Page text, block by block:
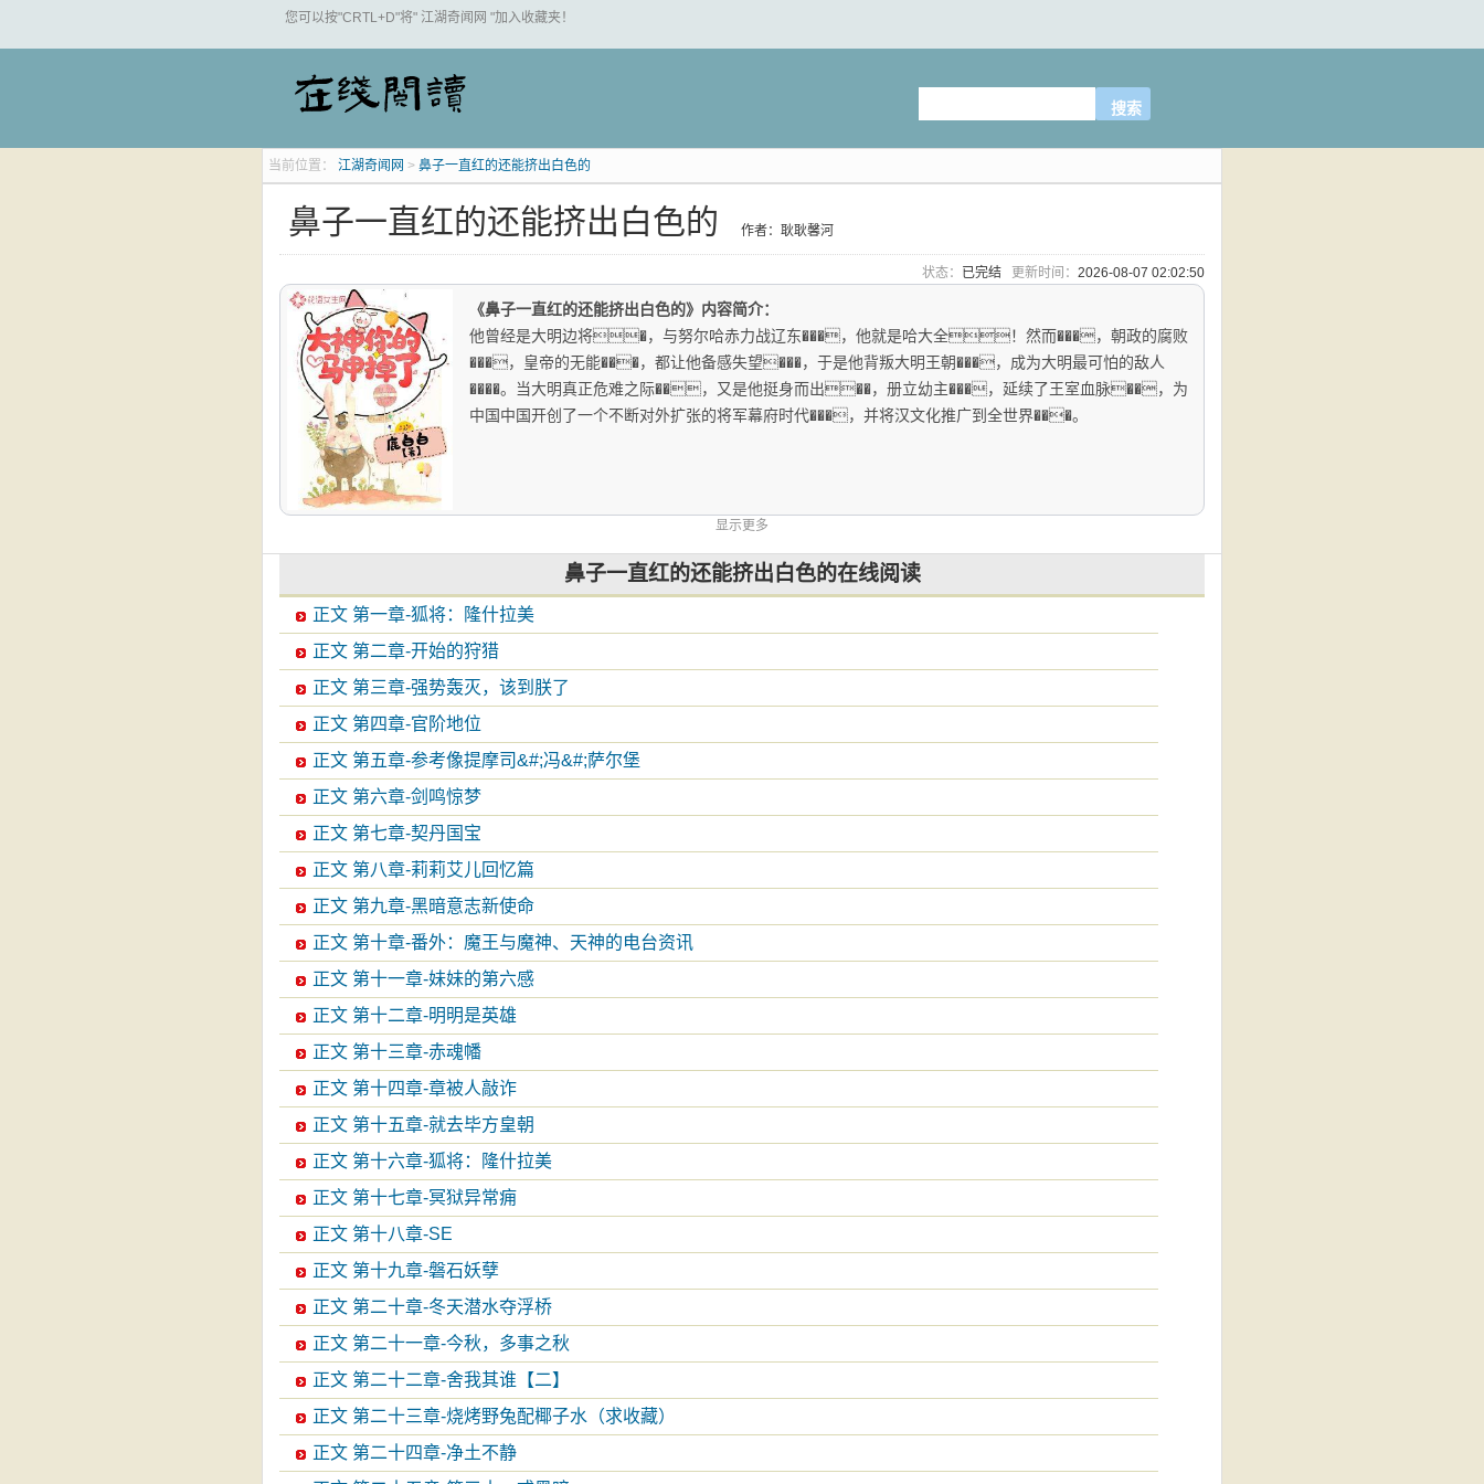
您可以按"CRTL+D"将" 江湖奇闻网 "加入收藏夹！
当前位置： 江湖奇闻网 > 鼻子一直红的还能挤出白色的
鼻子一直红的还能挤出白色的 作者：耿耿馨河
状态： 已完结 更新时间： 2026-08-07 02:02:50
《鼻子一直红的还能挤出白色的》内容简介：
他曾经是大明边将�，与努尔哈赤力战辽东���，他就是哈大全！然而���，朝政的腐败
���，皇帝的无能���，都让他备感失望���，于是他背叛大明王朝���，成为大明最可怕的敌人
����。当大明真正危难之际��，又是他挺身而出��，册立幼主���，延续了王室血脉��，为
中国中国开创了一个不断对外扩张的将军幕府时代���，并将汉文化推广到全世界���。
显示更多
鼻子一直红的还能挤出白色的在线阅读
正文 第一章-狐将：隆什拉美
正文 第二章-开始的狩猎
正文 第三章-强势轰灭，该到朕了
正文 第四章-官阶地位
正文 第五章-参考像提摩司&#;冯&#;萨尔堡
正文 第六章-剑鸣惊梦
正文 第七章-契丹国宝
正文 第八章-莉莉艾儿回忆篇
正文 第九章-黑暗意志新使命
正文 第十章-番外：魔王与魔神、天神的电台资讯
正文 第十一章-妹妹的第六感
正文 第十二章-明明是英雄
正文 第十三章-赤魂幡
正文 第十四章-章被人敲诈
正文 第十五章-就去毕方皇朝
正文 第十六章-狐将：隆什拉美
正文 第十七章-冥狱异常痈
正文 第十八章-SE
正文 第十九章-磐石妖孽
正文 第二十章-冬天潜水夺浮桥
正文 第二十一章-今秋，多事之秋
正文 第二十二章-舍我其谁【二】
正文 第二十三章-烧烤野兔配椰子水（求收藏）
正文 第二十四章-净土不静